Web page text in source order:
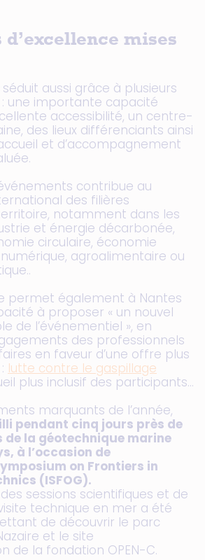
mises
aussi grâce à plusieurs
une importante capacité
accessibilité, un centre-
des lieux différenciants ainsi
et d’accompagnement
contribue au
des filières
notamment dans les
et énergie décarbonée,
circulaire, économie
agroalimentaire ou
permet également à Nantes
à proposer « un nouvel
de l’événementiel », en
des professionnels
en faveur d’une offre plus
lutte contre le gaspillage
plus inclusif des participants...
marquants de l’année,
pendant cinq jours près de
de la géotechnique marine
à l’occasion de
on Frontiers in
(ISFOG).
sessions scientifiques et de
technique en mer a été
de découvrir le parc
et le site
de la fondation OPEN-C.